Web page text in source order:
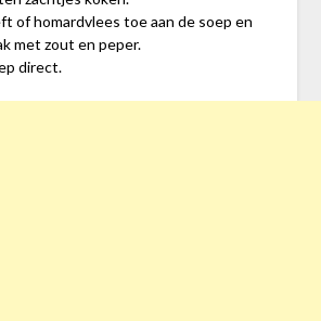
of homardvlees toe aan de soep en
met zout en peper.
direct.